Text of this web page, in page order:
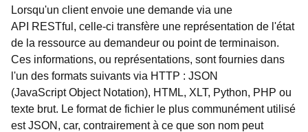
Lorsqu'un client envoie une demande via une
API RESTful, celle-ci transfère une représentation de l'état
de la ressource au demandeur ou point de terminaison.
Ces informations, ou représentations, sont fournies dans
l'un des formats suivants via HTTP : JSON
(JavaScript Object Notation), HTML, XLT, Python, PHP ou
texte brut. Le format de fichier le plus communément utilisé
est JSON, car, contrairement à ce que son nom peut